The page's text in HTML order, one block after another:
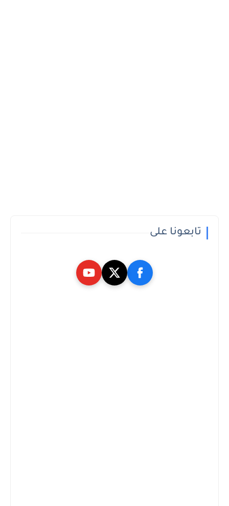
تابعونا على